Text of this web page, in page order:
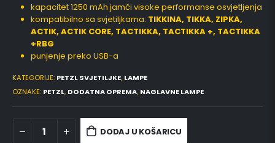
kapacitet 1250 mAh jamči visoke performanse osvjetljenja
kompatibilno sa svjetiljkama: TIKKINA, TIKKA, ZIPKA,
ACTIK, ACTIK CORE, TACTIKKA, TACTIKKA +, TACTIKKA
+RBG
punjenje preko USB-a
KATEGORIJE: PETZL SVJETILJKE, LAMPE
OZNAKE: PETZL, DODATNA OPREMA, NAGLAVNE LAMPE
DODAJ U KOŠARICU